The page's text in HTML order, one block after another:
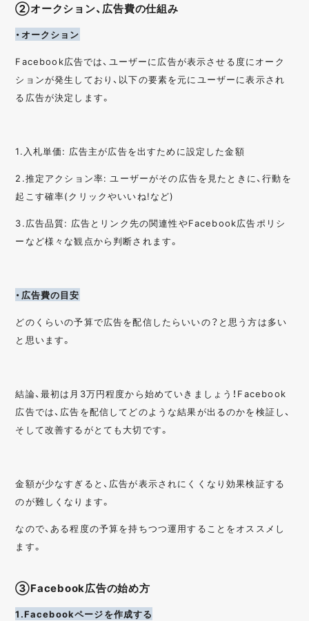
②オークション、広告費の仕組み
・オークション
Facebook広告では、ユーザーに広告が表示させる度にオーク
ションが発生しており、以下の要素を元にユーザーに表示され
る広告が決定します。
1.入札単価: 広告主が広告を出すために設定した金額
2.推定アクション率: ユーザーがその広告を見たときに、行動を
起こす確率(クリックやいいね!など)
3.広告品質: 広告とリンク先の関連性やFacebook広告ポリシ
ーなど様々な観点から判断されます。
・広告費の目安
どのくらいの予算で広告を配信したらいいの？と思う方は多い
と思います。
結論、最初は月3万円程度から始めていきましょう！Facebook
広告では、広告を配信してどのような結果が出るのかを検証し、
そして改善するがとても大切です。
金額が少なすぎると、広告が表示されにくくなり効果検証する
のが難しくなります。
なので、ある程度の予算を持ちつつ運用することをオススメし
ます。
③Facebook広告の始め方
1.Facebookページを作成する